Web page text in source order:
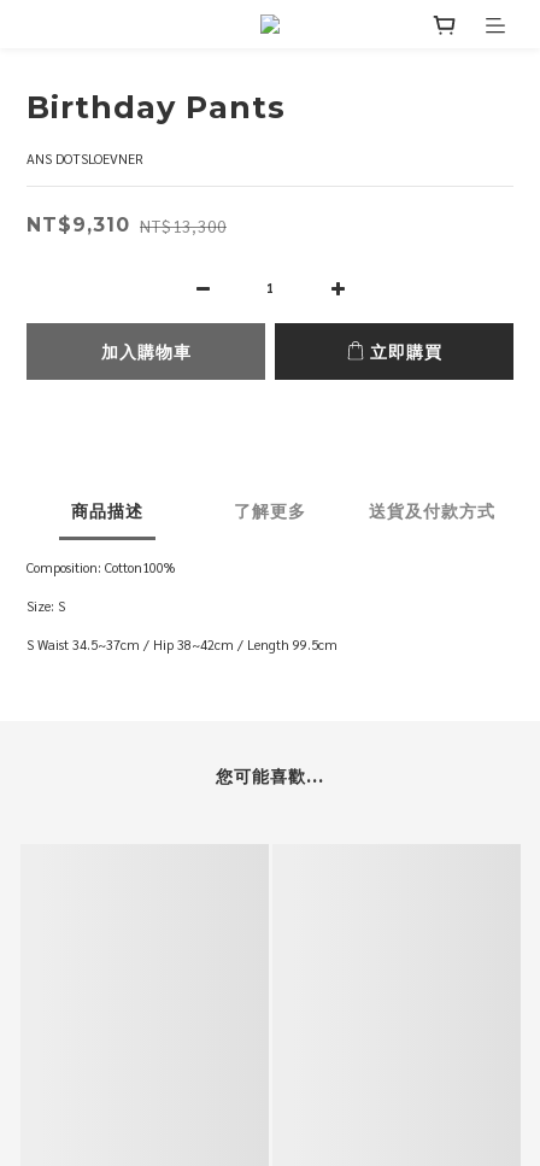
Birthday Pants
ANS DOTSLOEVNER
NT$9,310 NT$13,300
加入購物車 立即購買
商品描述 了解更多 送貨及付款方式
Composition: Cotton100%
Size: S
S Waist 34.5~37cm / Hip 38~42cm / Length 99.5cm
您可能喜歡...